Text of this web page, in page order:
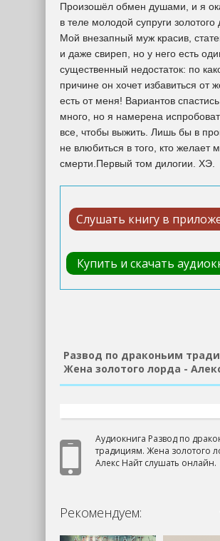
Произошёл обмен душами, и я
в теле молодой супруги золотого
Мой внезапный муж красив,
и даже свиреп, но у него есть
существенный недостаток: по
причине он хочет избавиться от
есть от меня! Вариантов
много, но я намерена
все, чтобы выжить. Лишь бы в
не влюбиться в того, кто желает
смерти.Первый том дилогии. ХЭ.
Слушать книгу в
Купить и скачать
Развод по драконьим
Жена золотого лорда -
Аудиокнига Развод по
традициям. Жена золотого
Алекс Найт слушать онлайн.
Рекомендуем: